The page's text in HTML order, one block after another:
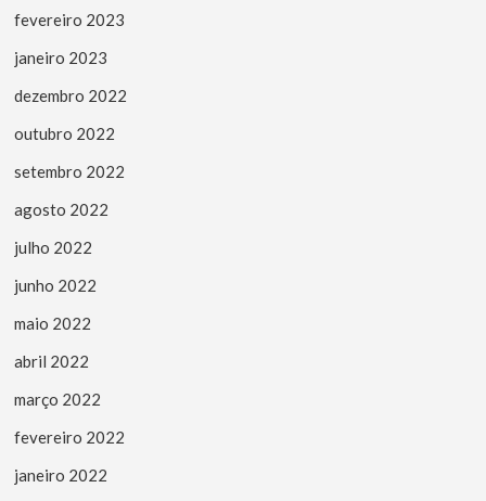
fevereiro 2023
janeiro 2023
dezembro 2022
outubro 2022
setembro 2022
agosto 2022
julho 2022
junho 2022
maio 2022
abril 2022
março 2022
fevereiro 2022
janeiro 2022